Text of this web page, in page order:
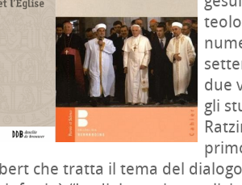
due
gli
che tratta il tema del